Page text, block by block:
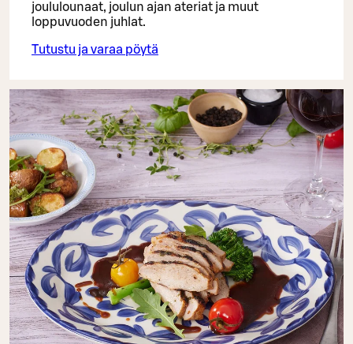
joululounaat, joulun ajan ateriat ja muut
loppuvuoden juhlat.
Tutustu ja varaa pöytä